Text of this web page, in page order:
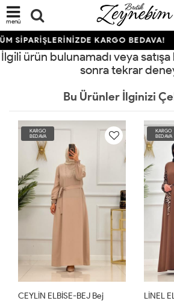
menü
SİPARİŞLERİNİZDE KARGO BEDAVA!
İlgili ürün bulunamadı veya
sonra tekrar
Bu Ürünler İlginizi
KARGO
BEDAVA
CEYLİN ELBİSE-BEJ Bej
KARGO
BEDAVA